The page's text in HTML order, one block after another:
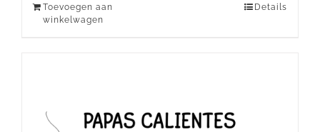
Toevoegen aan
winkelwagen
Details